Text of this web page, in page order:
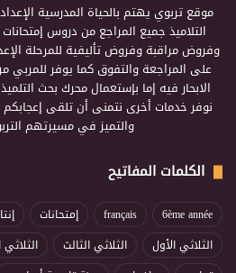
موقع تربوي يهتم بالحياة المدرسية
التلاميذ جميع المراجع من دروس إمتحانات
وفروض مراقبة وفروض تأليفية للمرحلة
على المراجعة والتفوق كما يوفر للمربي
الابحار فيه إما بإستعمال محرك بحث
نوفر خدمات أخرى نتمنى أن تلقى إعجابكم
والتميز في مسيرتهم
الكلمات المفاتيح
6ème année
français إمتحانات
الثلاثي الأول
الثلاثي الثالث